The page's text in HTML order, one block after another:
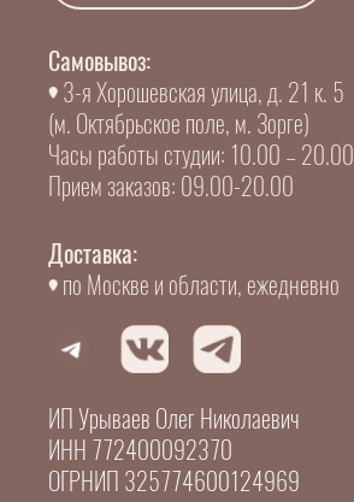
Самовывоз:
3-я Хорошевская улица, д. 21 к. 5
(м. Октябрьское поле, м. Зорге)
Часы работы студии: 10.00 – 20.00
Прием заказов: 09.00-20.00
Доставка:
по Москве и области, ежедневно
ИП Урываев Олег Николаевич
ИНН 772400092370
ОГРНИП 325774600124969